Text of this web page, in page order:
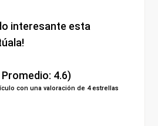
interesante esta
4.6)
con una valoración de 4 estrellas